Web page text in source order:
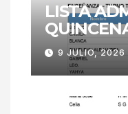
LISTA
9 JULIO, 2026